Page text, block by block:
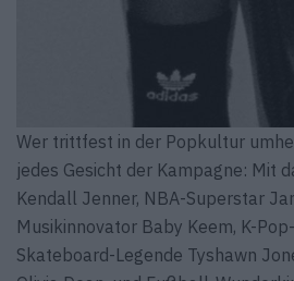
Wer trittfest in der Popkultur
jedes Gesicht der Kampagne: Mit
Kendall Jenner, NBA-Superstar
Musikinnovator Baby Keem, K-
Skateboard-Legende Tyshawn